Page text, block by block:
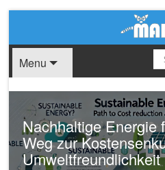
Menu
Nachhaltige Energie
Weg zur
Umweltfreundlichkeit